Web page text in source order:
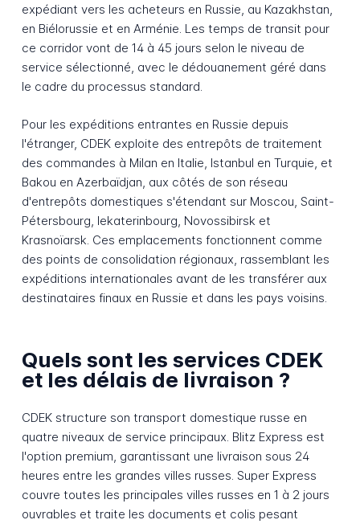
expédiant vers les acheteurs en Russie, au Kazakhstan,
en Biélorussie et en Arménie. Les temps de transit pour
ce corridor vont de 14 à 45 jours selon le niveau de
service sélectionné, avec le dédouanement géré dans
le cadre du processus standard.
Pour les expéditions entrantes en Russie depuis
l'étranger, CDEK exploite des entrepôts de traitement
des commandes à Milan en Italie, Istanbul en Turquie, et
Bakou en Azerbaïdjan, aux côtés de son réseau
d'entrepôts domestiques s'étendant sur Moscou, Saint-
Pétersbourg, Iekaterinbourg, Novossibirsk et
Krasnoïarsk. Ces emplacements fonctionnent comme
des points de consolidation régionaux, rassemblant les
expéditions internationales avant de les transférer aux
destinataires finaux en Russie et dans les pays voisins.
Quels sont les services CDEK
et les délais de livraison ?
CDEK structure son transport domestique russe en
quatre niveaux de service principaux. Blitz Express est
l'option premium, garantissant une livraison sous 24
heures entre les grandes villes russes. Super Express
couvre toutes les principales villes russes en 1 à 2 jours
ouvrables et traite les documents et colis pesant